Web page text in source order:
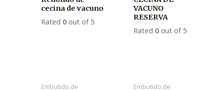
cecina de vacuno
Rated 0out of 5
VACUNO
RESERVA
Rated 0 out of 5
Embutido de
Embutido de